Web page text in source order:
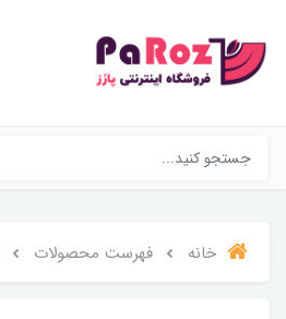
خانه فهرست محصولات